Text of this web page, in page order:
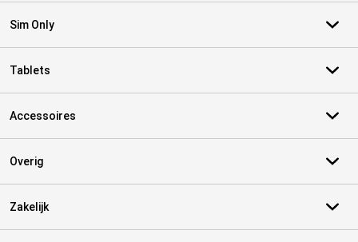
Sim Only
Tablets
Accessoires
Overig
Zakelijk